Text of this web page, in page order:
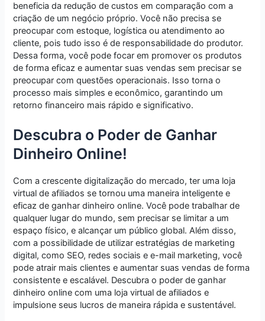
beneficia da redução de custos em comparação com a
criação de um negócio próprio. Você não precisa se
preocupar com estoque, logística ou atendimento ao
cliente, pois tudo isso é de responsabilidade do produtor.
Dessa forma, você pode focar em promover os produtos
de forma eficaz e aumentar suas vendas sem precisar se
preocupar com questões operacionais. Isso torna o
processo mais simples e econômico, garantindo um
retorno financeiro mais rápido e significativo.
Descubra o Poder de Ganhar
Dinheiro Online!
Com a crescente digitalização do mercado, ter uma loja
virtual de afiliados se tornou uma maneira inteligente e
eficaz de ganhar dinheiro online. Você pode trabalhar de
qualquer lugar do mundo, sem precisar se limitar a um
espaço físico, e alcançar um público global. Além disso,
com a possibilidade de utilizar estratégias de marketing
digital, como SEO, redes sociais e e-mail marketing, você
pode atrair mais clientes e aumentar suas vendas de forma
consistente e escalável. Descubra o poder de ganhar
dinheiro online com uma loja virtual de afiliados e
impulsione seus lucros de maneira rápida e sustentável.